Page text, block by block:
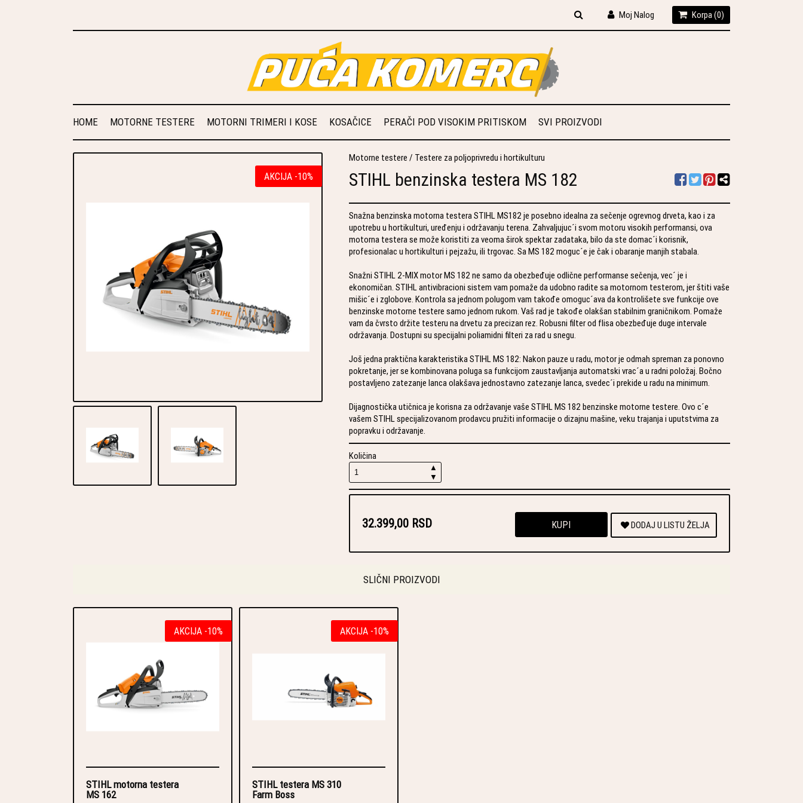
Moj Nalog Korpa (0)
HOME MOTORNE TESTERE MOTORNI TRIMERI I KOSE KOSAČICE PERAČI POD VISOKIM PRITISKOM SVI PROIZVODI
AKCIJA -10%
Motorne testere / Testere za poljoprivredu i hortikulturu
STIHL benzinska testera MS 182
Snažna benzinska motorna testera STIHL MS182 je posebno idealna za sečenje ogrevnog drveta, kao i za
upotrebu u hortikulturi, uređenju i održavanju terena. Zahvaljujuc´i svom motoru visokih performansi, ova
motorna testera se može koristiti za veoma širok spektar zadataka, bilo da ste domac´i korisnik,
profesionalac u hortikulturi i pejzažu, ili trgovac. Sa MS 182 moguc´e je čak i obaranje manjih stabala.
Snažni STIHL 2-MIX motor MS 182 ne samo da obezbeđuje odlične performanse sečenja, vec´ je i
ekonomičan. STIHL antivibracioni sistem vam pomaže da udobno radite sa motornom testerom, jer štiti vaše
mišic´e i zglobove. Kontrola sa jednom polugom vam takođe omoguc´ava da kontrolišete sve funkcije ove
benzinske motorne testere samo jednom rukom. Vaš rad je takođe olakšan stabilnim graničnikom. Pomaže
vam da čvrsto držite testeru na drvetu za precizan rez. Robusni filter od flisa obezbeđuje duge intervale
održavanja. Dostupni su specijalni poliamidni filteri za rad u snegu.
Još jedna praktična karakteristika STIHL MS 182: Nakon pauze u radu, motor je odmah spreman za ponovno
pokretanje, jer se kombinovana poluga sa funkcijom zaustavljanja automatski vrac´a u radni položaj. Bočno
postavljeno zatezanje lanca olakšava jednostavno zatezanje lanca, svedec´i prekide u radu na minimum.
Dijagnostička utičnica je korisna za održavanje vaše STIHL MS 182 benzinske motorne testere. Ovo c´e
vašem STIHL specijalizovanom prodavcu pružiti informacije o dizajnu mašine, veku trajanja i uputstvima za
popravku i održavanje.
Količina
▲
▼
32.399,00 RSD KUPI DODAJ U LISTU ŽELJA
SLIČNI PROIZVODI
AKCIJA -10%
STIHL motorna testera
MS 162
AKCIJA -10%
STIHL testera MS 310
Farm Boss